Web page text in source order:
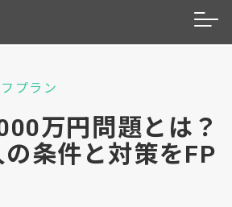
プラン
万円問題とは？
条件と対策をFP